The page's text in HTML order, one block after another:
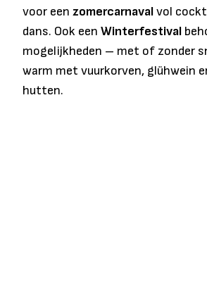
voor een zomercarnavalvol
dans. Ook een Winterfestival
mogelijkheden – met of zonder
warm met vuurkorven, glühwein
hutten.